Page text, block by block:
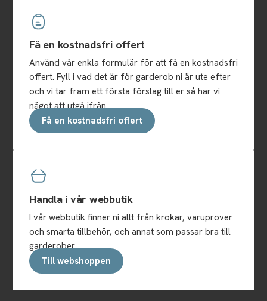
Få en kostnadsfri offert
Använd vår enkla formulär för att få en kostnadsfri
offert. Fyll i vad det är för garderob ni är ute efter
och vi tar fram ett första förslag till er så har vi
något att utgå ifrån.
Få en kostnadsfri offert
Handla i vår webbutik
I vår webbutik finner ni allt från krokar, varuprover
och smarta tillbehör, och annat som passar bra till
garderober.
Till webshoppen